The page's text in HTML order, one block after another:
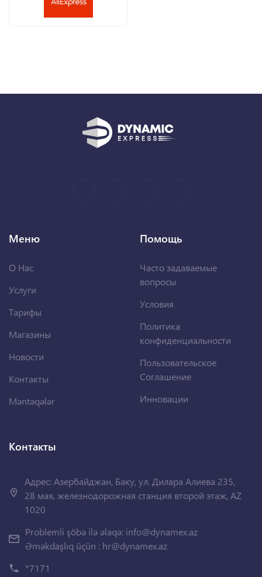
Меню
О Нас
Услуги
Тарифы
Магазины
Новости
Контакты
Məntəqələr
Помощь
Часто задаваемые
вопросы
Условия
Политика
конфиденциальности
Пользовательское
Соглашение
Инновации
Контакты
Адрес: Азербайджан, Баку, ул. Дилара Алиева 235,
28 мая, железнодорожная станция второй этаж, AZ
1020
Problemli şöbə ilə əlaqə: info@dynamex.az
Əməkdaşlıq üçün : hr@dynamex.az
*7171